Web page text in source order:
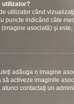
utilizator?
utilizator când
puncte indicând câte
asociată) şi
adăuga o imagine
activeze imaginile
contactaţi un